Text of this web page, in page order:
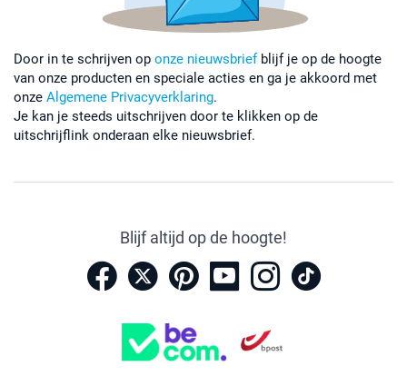
Door in te schrijven op onze nieuwsbriefblijf je op de hoogte
van onze producten en speciale acties en ga je akkoord met
onze Algemene Privacyverklaring.
Je kan je steeds uitschrijven door te klikken op de
uitschrijflink onderaan elke nieuwsbrief.
Blijf altijd op de hoogte!